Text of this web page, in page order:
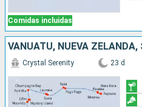
Comidas incluidas
Crystal Serenity 23 d